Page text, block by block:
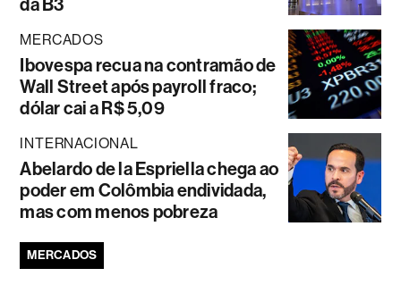
MERCADOS
Ibovespa recua na contramão de
Wall Street após payroll fraco;
dólar cai a R$ 5,09
INTERNACIONAL
Abelardo de la Espriella chega ao
poder em Colômbia endividada,
mas com menos pobreza
MERCADOS